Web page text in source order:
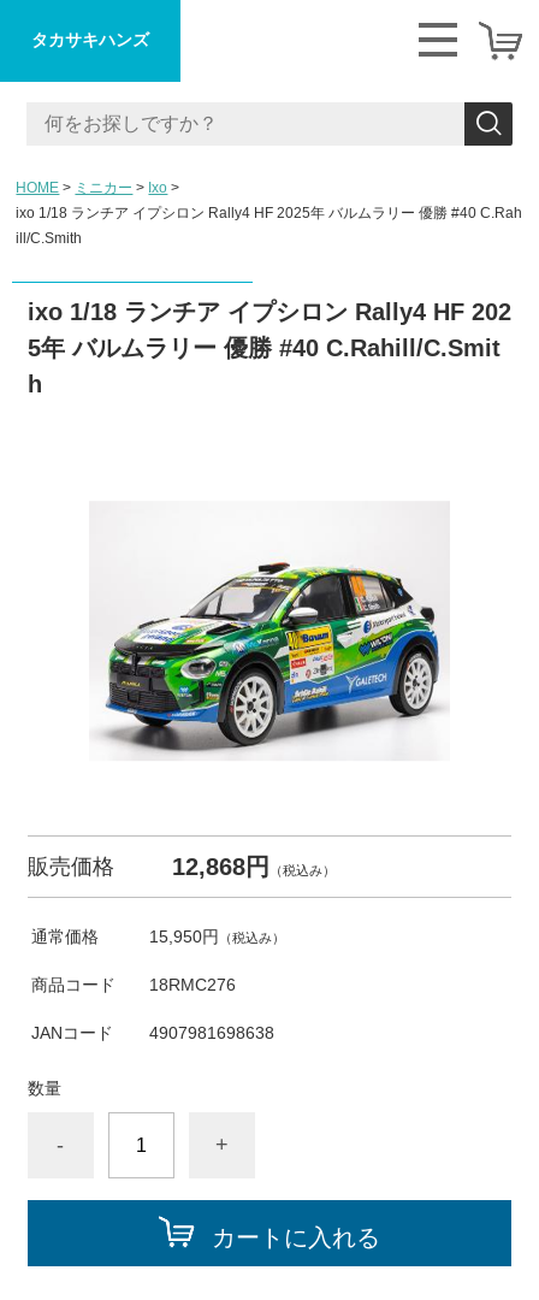
タカサキハンズ
HOME ミニカー
Ixo
ixo 1/18 ランチア イプシロン Rally4 HF 2025年 バルムラリー 優勝 #40 C.Rah
ill/C.Smith
ixo 1/18 ランチア イプシロン Rally4 HF 202
5年 バルムラリー 優勝 #40 C.Rahill/C.Smit
h
販売価格 12,868円 （税込み）
通常価格 15,950円 （税込み）
商品コード 18RMC276
JANコード 4907981698638
数量
- +
カートに入れる